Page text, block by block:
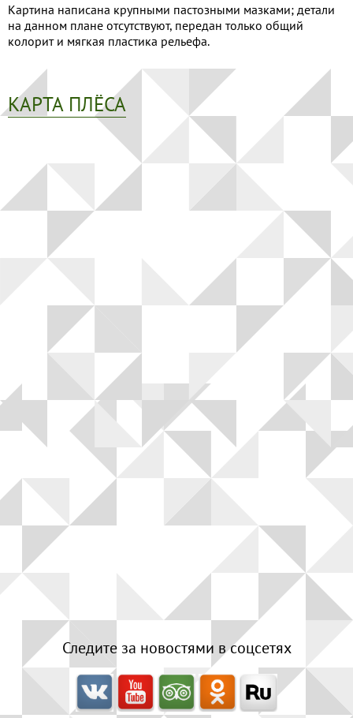
Картина написана крупными пастозными мазками; детали
на данном плане отсутствуют, передан только общий
колорит и мягкая пластика рельефа.
КАРТА ПЛЁСА
Следите за новостями в соцсетях